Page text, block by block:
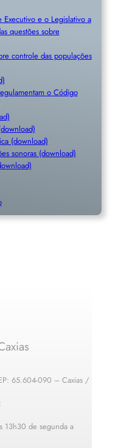
e o Legislativo a
questões sobre
controle das populações
o Código
(download)
sonoras (download)
65.604-090 – Caxias /
13h30 de segunda a